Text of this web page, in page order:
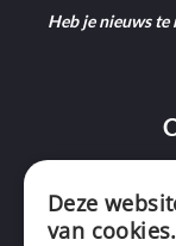
Heb je nieuws te
Deze
van cookies.